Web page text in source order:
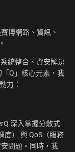
博網路、資訊、
統整合、資安解決
Q」核心元素，我
力：
深入掌握分散式
度） 與 QoS（服務
問題。同時，我